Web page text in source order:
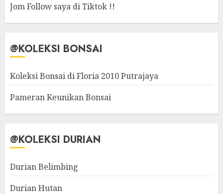
Jom Follow saya di Tiktok !!
@KOLEKSI BONSAI
Koleksi Bonsai di Floria 2010 Putrajaya
Pameran Keunikan Bonsai
@KOLEKSI DURIAN
Durian Belimbing
Durian Hutan